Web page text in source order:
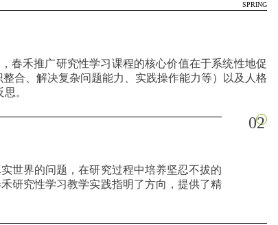
SPRING
春禾推广研究性学习课程的核心价值在于系统性地促
合、解决复杂问题能力、实践操作能力等）以及人格
。
世界的问题，在研究过程中培养坚忍不拔的
研究性学习教学实践指明了方向，提供了精
02